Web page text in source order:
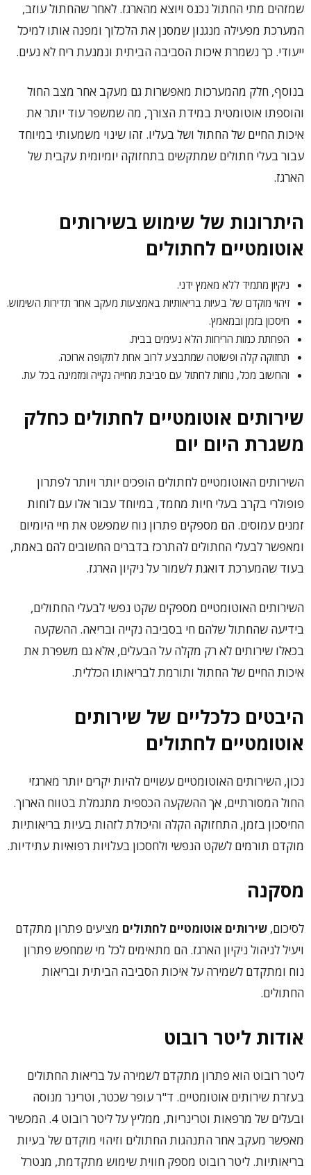
שמזהים מתי החתול נכנס ויוצא מהארגז. לאחר שהחתול עוזב,
המערכת מפעילה מנגנון שמסנן את הלכלוך ומפנה אותו למיכל
ייעודי. כך נשמרת איכות הסביבה הביתית ונמנעת ריח לא נעים.
בנוסף, חלק מהמערכות מאפשרות גם מעקב אחר מצב החול
והוספתו אוטומטית במידת הצורך, מה שמשפר עוד יותר את
איכות החיים של החתול ושל בעליו. זהו שינוי משמעותי במיוחד
עבור בעלי חתולים שמתקשים בתחזוקה יומיומית עקבית של
הארגז.
היתרונות של שימוש בשירותים
אוטומטיים לחתולים
ניקיון מתמיד ללא מאמץ ידני.
זיהוי מוקדם של בעיות בריאותיות באמצעות מעקב אחר תדירות השימוש.
חיסכון בזמן ובמאמץ.
הפחתת כמות הריחות הלא נעימים בבית.
תחזוקה קלה ופשוטה שמתבצע לרוב אחת לתקופה ארוכה.
והחשוב מכל, נוחות לחתול עם סביבת מחייה נקייה ומזמינה בכל עת.
שירותים אוטומטיים לחתולים כחלק
משגרת היום יום
השירותים האוטומטיים לחתולים הופכים יותר ויותר לפתרון
פופולרי בקרב בעלי חיות מחמד, במיוחד עבור אלו עם לוחות
זמנים עמוסים. הם מספקים פתרון נוח שמפשט את חיי היומיום
ומאפשר לבעלי החתולים להתרכז בדברים החשובים להם באמת,
בעוד שהמערכת דואגת לשמור על ניקיון הארגז.
השירותים האוטומטיים מספקים שקט נפשי לבעלי החתולים,
בידיעה שהחתול שלהם חי בסביבה נקייה ובריאה. ההשקעה
בכאלו שירותים לא רק מקלה על הבעלים, אלא גם משפרת את
איכות החיים של החתול ותורמת לבריאותו הכללית.
היבטים כלכליים של שירותים
אוטומטיים לחתולים
נכון, השירותים האוטומטיים עשויים להיות יקרים יותר מארגזי
החול המסורתיים, אך ההשקעה הכספית מתגמלת בטווח הארוך.
החיסכון בזמן, התחזוקה הקלה והיכולת לזהות בעיות בריאותיות
מוקדם תורמים לשקט הנפשי ולחסכון בעלויות רפואיות עתידיות.
מסקנה
לסיכום, שירותים אוטומטיים לחתולים מציעים פתרון מתקדם
ויעיל לניהול ניקיון הארגז. הם מתאימים לכל מי שמחפש פתרון
נוח ומתקדם לשמירה על איכות הסביבה הביתית ובריאות
החתולים.
אודות ליטר רובוט
ליטר רובוט הוא פתרון מתקדם לשמירה על בריאות החתולים
בעזרת שירותים אוטומטיים. ד"ר עופר שכטר, וטרינר מנוסה
ובעלים של מרפאות וטרינריות, ממליץ על ליטר רובוט 4. המכשיר
מאפשר מעקב אחר התנהגות החתולים וזיהוי מוקדם של בעיות
בריאותיות. ליטר רובוט מספק חווית שימוש מתקדמת, מנטרל